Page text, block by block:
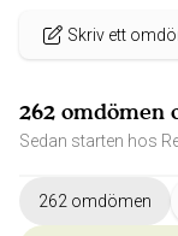
Skriv ett
262 omdömen
Sedan starten hos
262 omdömen